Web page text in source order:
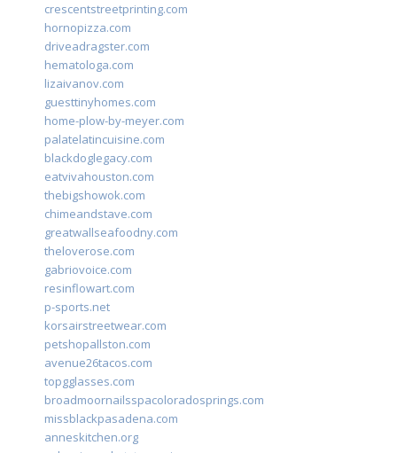
crescentstreetprinting.com
hornopizza.com
driveadragster.com
hematologa.com
lizaivanov.com
guesttinyhomes.com
home-plow-by-meyer.com
palatelatincuisine.com
blackdoglegacy.com
eatvivahouston.com
thebigshowok.com
chimeandstave.com
greatwallseafoodny.com
theloverose.com
gabriovoice.com
resinflowart.com
p-sports.net
korsairstreetwear.com
petshopallston.com
avenue26tacos.com
topgglasses.com
broadmoornailsspacoloradosprings.com
missblackpasadena.com
anneskitchen.org